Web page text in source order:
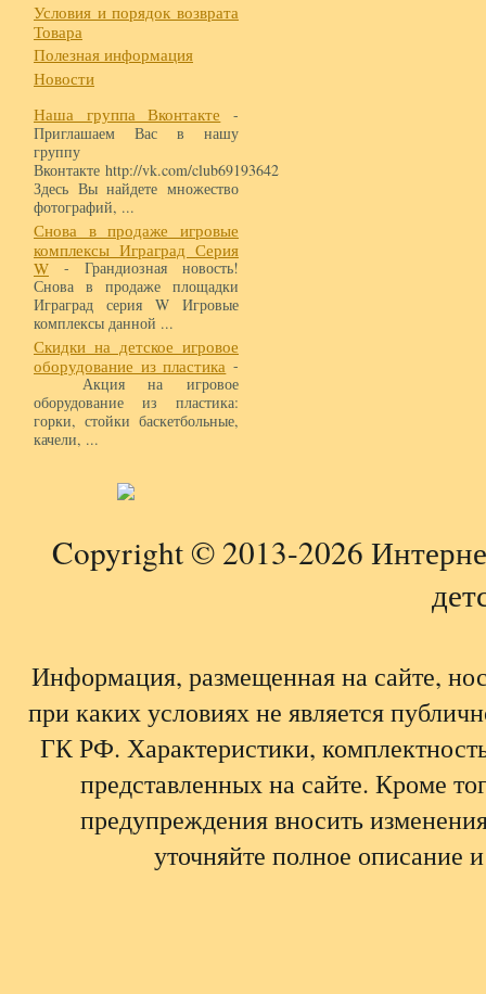
Условия и порядок возврата
Товара
Полезная информация
Новости
Наша группа Вконтакте -
Приглашаем Вас в нашу
группу
Вконтакте http://vk.com/club69193642
Здесь Вы найдете множество
фотографий, ...
Снова в продаже игровые
комплексы Играград Серия
W - Грандиозная новость!
Снова в продаже площадки
Играград серия W Игровые
комплексы данной ...
Скидки на детское игровое
оборудование из пластика -
Акция на игровое
оборудование из пластика:
горки, стойки баскетбольные,
качели, ...
Copyright © 2013-2026
Информация, размещенная на сайте,
при каких условиях не является
ГК РФ. Характеристики,
представленных на сайте. Кроме
предупреждения вносить
уточняйте полное описание